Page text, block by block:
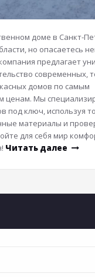
доме в Санкт-
но опасаетесь
предлагает
современных,
домов по самым
ценам. Мы
под ключ, используя
материалы и
для себя мир
Читать далее